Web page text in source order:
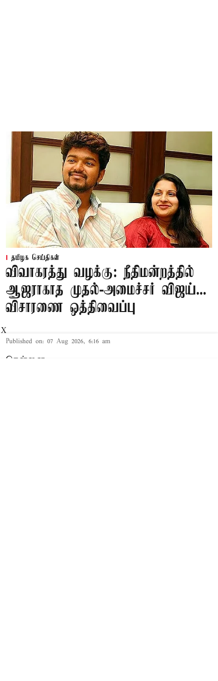
தமிழக செய்திகள்
விவாகரத்து வழக்கு: நீதிமன்றத்தில்
ஆஜராகாத முதல்-அமைச்சர் விஜய்...
விசாரணை ஒத்திவைப்பு
Published on: 07 Aug 2026, 6:16 am
சென்னை,
X